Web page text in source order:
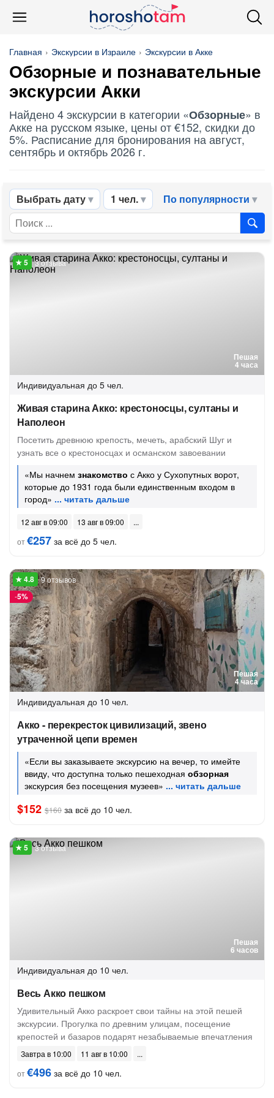
Главная Экскурсии в Израиле Экскурсии в Акке
Обзорные и познавательные
экскурсии Акки
Найдено 4 экскурсии в категории «Обзорные» в
Акке на русском языке, цены от €152, скидки до
5%. Расписание для бронирования на август,
сентябрь и октябрь 2026 г.
Выбрать дату 1 чел. По популярности
Пешая
4 часа
3 отзыва
Индивидуальная до 5 чел.
Живая старина Акко: крестоносцы, султаны и
Наполеон
Посетить древнюю крепость, мечеть, арабский Шуг и
узнать все о крестоносцах и османском завоевании
«Мы начнем знакомство с Акко у Сухопутных ворот,
которые до 1931 года были единственным входом в
город»
12 авг в 09:00
13 авг в 09:00
от€257 за всё до 5 чел.
Пешая
4 часа
-5%
9 отзывов
Индивидуальная до 10 чел.
Акко - перекресток цивилизаций, звено
утраченной цепи времен
«Если вы заказываете экскурсию на вечер, то имейте
ввиду, что доступна только пешеходная обзорная
экскурсия без посещения музеев»
$152 $160 за всё до 10 чел.
Пешая
6 часов
3 отзыва
Индивидуальная до 10 чел.
Весь Акко пешком
Удивительный Акко раскроет свои тайны на этой пешей
экскурсии. Прогулка по древним улицам, посещение
крепостей и базаров подарят незабываемые впечатления
Завтра в 10:00
11 авг в 10:00
от€496 за всё до 10 чел.